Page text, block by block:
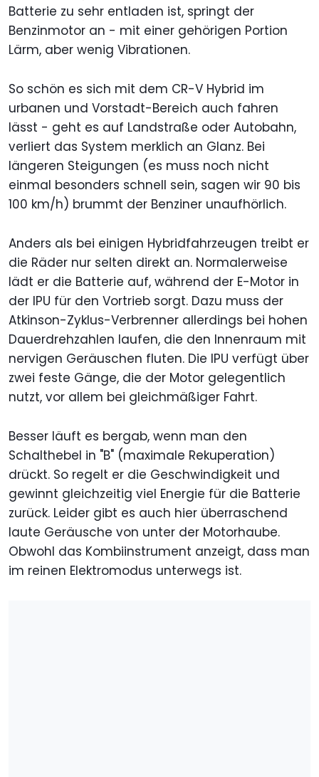
Batterie zu sehr entladen ist, springt der
Benzinmotor an - mit einer gehörigen Portion
Lärm, aber wenig Vibrationen.
So schön es sich mit dem CR-V Hybrid im
urbanen und Vorstadt-Bereich auch fahren
lässt - geht es auf Landstraße oder Autobahn,
verliert das System merklich an Glanz. Bei
längeren Steigungen (es muss noch nicht
einmal besonders schnell sein, sagen wir 90 bis
100 km/h) brummt der Benziner unaufhörlich.
Anders als bei einigen Hybridfahrzeugen treibt er
die Räder nur selten direkt an. Normalerweise
lädt er die Batterie auf, während der E-Motor in
der IPU für den Vortrieb sorgt. Dazu muss der
Atkinson-Zyklus-Verbrenner allerdings bei hohen
Dauerdrehzahlen laufen, die den Innenraum mit
nervigen Geräuschen fluten. Die IPU verfügt über
zwei feste Gänge, die der Motor gelegentlich
nutzt, vor allem bei gleichmäßiger Fahrt.
Besser läuft es bergab, wenn man den
Schalthebel in "B" (maximale Rekuperation)
drückt. So regelt er die Geschwindigkeit und
gewinnt gleichzeitig viel Energie für die Batterie
zurück. Leider gibt es auch hier überraschend
laute Geräusche von unter der Motorhaube.
Obwohl das Kombiinstrument anzeigt, dass man
im reinen Elektromodus unterwegs ist.